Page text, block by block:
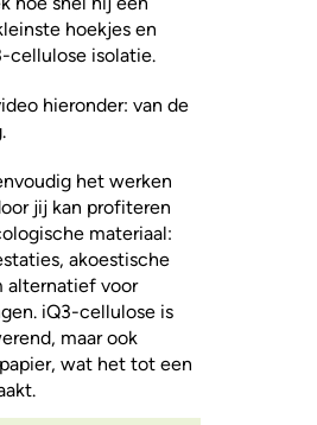
hoekjes en
cellulose isolatie.
hieronder: van de
het werken
jij kan profiteren
materiaal:
akoestische
alternatief voor
iQ3-cellulose is
maar ook
wat het tot een